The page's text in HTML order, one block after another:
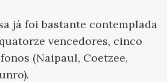
já foi bastante contemplada
vencedores, cinco
(Naipaul, Coetzee,